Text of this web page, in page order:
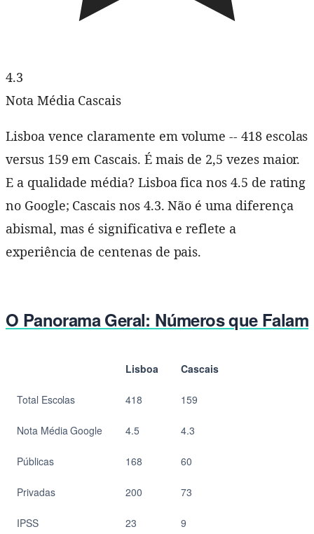
4.3
Nota Média Cascais
Lisboa vence claramente em volume -- 418 escolas
versus 159 em Cascais. É mais de 2,5 vezes maior.
E a qualidade média? Lisboa fica nos 4.5 de rating
no Google; Cascais nos 4.3. Não é uma diferença
abismal, mas é significativa e reflete a
experiência de centenas de pais.
O Panorama Geral: Números que Falam
Lisboa Cascais
Total Escolas 418 159
Nota Média Google 4.5 4.3
Públicas 168 60
Privadas 200 73
IPSS 23 9